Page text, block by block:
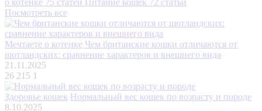
Посмотреть все
Мечтаете о котенке Чем британские кошки отличаются от
шотландских: сравнение характеров и внешнего вида
21.11.2025
26 215 1
Здоровье кошек Нормальный вес кошек по возрасту и породе
8.10.2025